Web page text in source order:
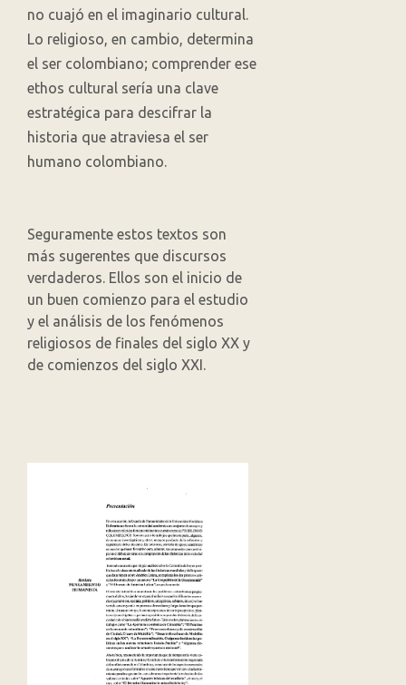
no cuajó en el imaginario cultural.
Lo religioso, en cambio, determina
el ser colombiano; comprender ese
ethos cultural sería una clave
estratégica para descifrar la
historia que atraviesa el ser
humano colombiano.
Seguramente estos textos son
más sugerentes que discursos
verdaderos. Ellos son el inicio de
un buen comienzo para el estudio
y el análisis de los fenómenos
religiosos de finales del siglo XX y
de comienzos del siglo XXI.